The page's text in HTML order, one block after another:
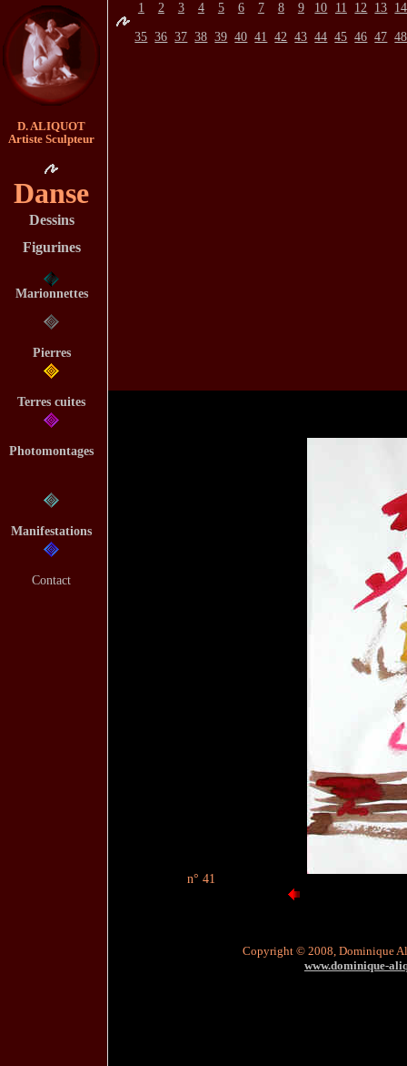
1 2 3 4 5 6 7 8 9 10 11 12 13 14
35 36 37 38 39 40 41 42 43 44 45 46 47 48
n° 41
Copyright © 2008, Dominique
www.dominique-
D. ALIQUOT
Artiste Sculpteur
Danse
Dessins
Figurines
Marionnettes
Pierres
Terres cuites
Photomontages
Manifestations
Contact